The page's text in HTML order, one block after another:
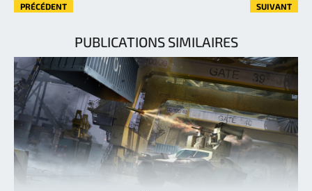
PRÉCÉDENT SUIVANT
PUBLICATIONS SIMILAIRES